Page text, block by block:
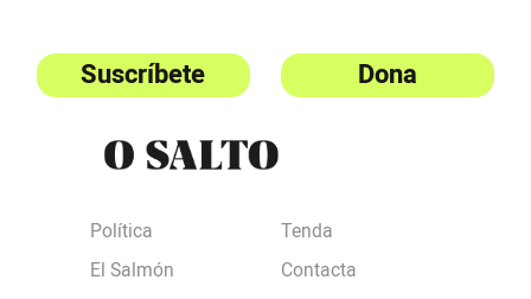
Suscríbete Dona
Política
El Salmón
Tenda
Contacta